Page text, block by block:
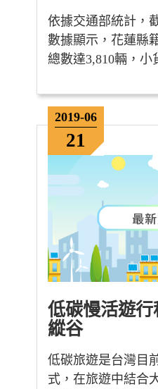
依據交通部統計，
數據顯示，花蓮縣
總數達3,810輛，小
2019-06
21
低碳慢活遊
縱谷
低碳旅遊是台灣目
式，在旅遊中結合